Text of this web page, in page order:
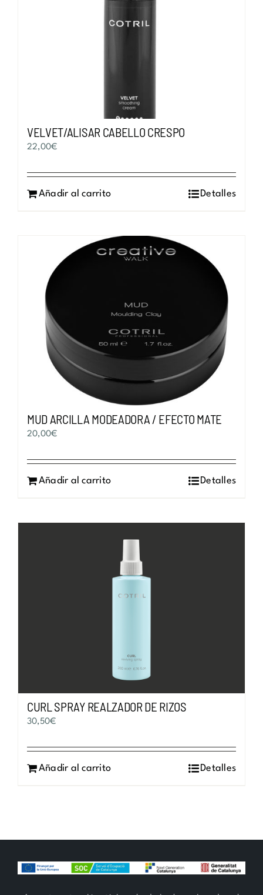
VELVET/ALISAR CABELLO CRESPO
22,00€
Añadir al carrito Detalles
MUD ARCILLA MODEADORA / EFECTO MATE
20,00€
Añadir al carrito Detalles
CURL SPRAY REALZADOR DE RIZOS
30,50€
Añadir al carrito Detalles